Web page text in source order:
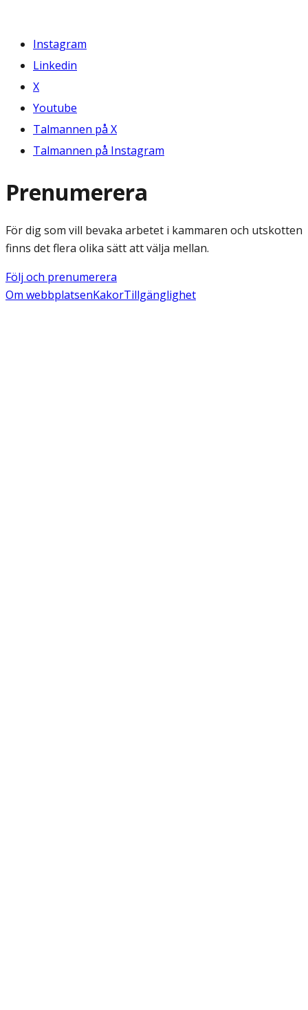
Instagram
Linkedin
X
Youtube
Talmannen på X
Talmannen på Instagram
Prenumerera
För dig som vill bevaka arbetet i kammaren och utskotten
finns det flera olika sätt att välja mellan.
Följ och prenumerera
Om webbplatsenKakorTillgänglighet